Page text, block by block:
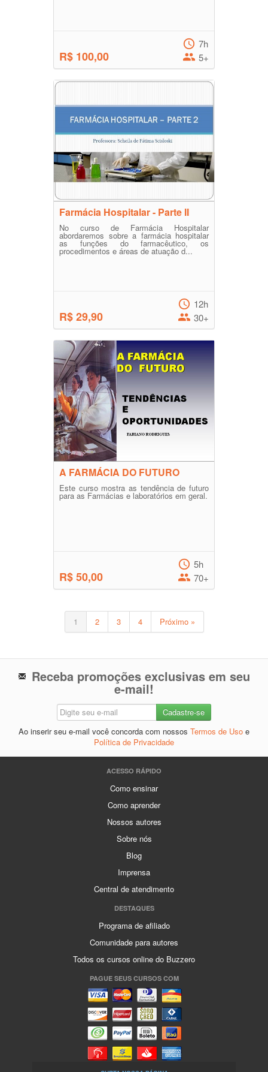
R$ 100,00
7h
5+
Farmácia Hospitalar - Parte II
No curso de Farmácia Hospitalar
abordaremos sobre a farmácia hospitalar
as funções do farmacêutico, os
procedimentos e áreas de atuação d...
R$ 29,90
12h
30+
A FARMÁCIA DO FUTURO
Este curso mostra as tendência de futuro
para as Farmácias e laboratórios em geral.
R$ 50,00
5h
70+
1 2 3 4 Próximo »
Receba promoções exclusivas em seu
e-mail!
Ao inserir seu e-mail você concorda com nossos Termos de Uso e
Política de Privacidade
ACESSO RÁPIDO
Como ensinar
Como aprender
Nossos autores
Sobre nós
Blog
Imprensa
Central de atendimento
DESTAQUES
Programa de afiliado
Comunidade para autores
Todos os cursos online do Buzzero
PAGUE SEUS CURSOS COM